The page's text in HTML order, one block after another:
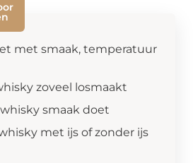
met smaak, temperatuur
zoveel losmaakt
smaak doet
met ijs of zonder ijs